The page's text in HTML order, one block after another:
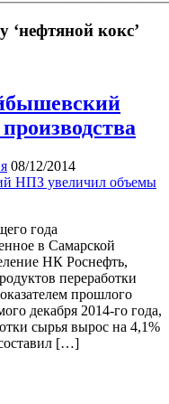
‘нефтяной кокс’
08/12/2014
года
в Самарской
НК Роснефть,
переработки
прошлого
декабря 2014-го года,
сырья вырос на 4,1%
[…]